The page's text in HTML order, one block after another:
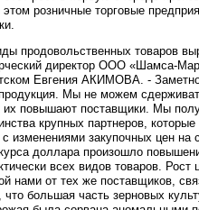
розничные торговые
продовольственных товаров
директор ООО «Шамса-
Евгения АКИМОВА. -
Мы не можем
их повышают поставщики. Мы
крупных партнеров,
изменениями закупочных цен на
доллара произошло
всех видов товаров. Рост
нами от тех же поставщиков,
большая часть зерновых